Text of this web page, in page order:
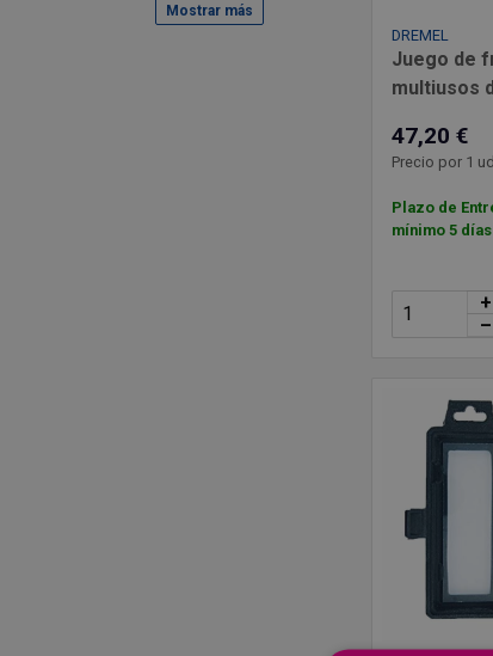
Mostrar más
DREMEL
Juego de
multiusos
47,20 €
Precio por 1 ud
Plazo de
mínimo 5
+
–